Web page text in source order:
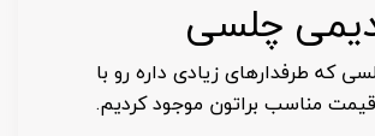
چلسی
که طرفدارهای زیادی داره رو با
مناسب براتون موجود کردیم.